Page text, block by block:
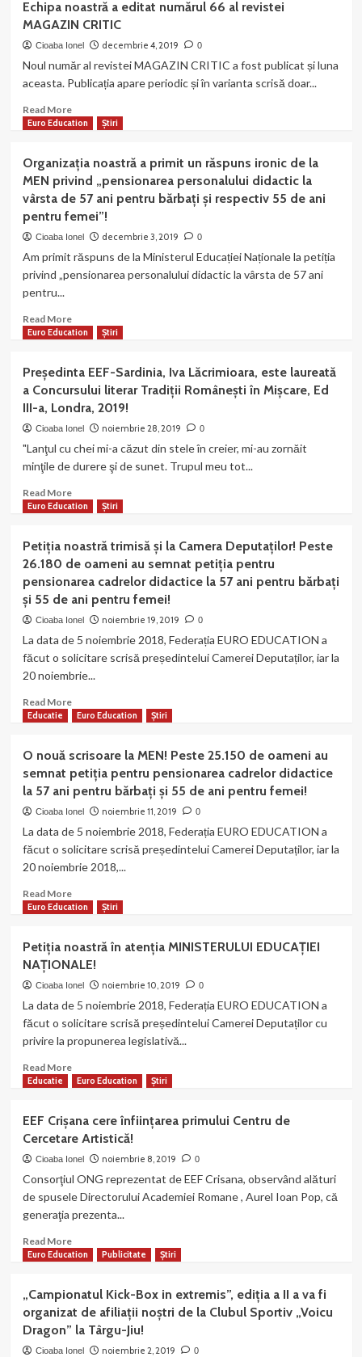
inițiată
de
Liceul
Arte
„C-
Brăiloiu”
în
cu
EURO
EDUCATION
FEDERATION!
noastră
a
editat
numărul
al
CUTEZĂTOR
Echipa noastră a editat numărul 66 al revistei
MAGAZIN CRITIC
Cioaba Ionel decembrie 4, 2019 0
Noul număr al revistei MAGAZIN CRITIC a fost publicat și luna
aceasta. Publicația apare periodic și în varianta scrisă doar...
Read MoreRead
more
noastră
a
editat
numărul
revistei
MAGAZIN
Euro Education Știri
Organizația noastră a primit un răspuns ironic de la
MEN privind „pensionarea personalului didactic la
vârsta de 57 ani pentru bărbați și respectiv 55 de ani
pentru femei”!
Cioaba Ionel decembrie 3, 2019 0
Am primit răspuns de la Ministerul Educației Naționale la petiția
privind „pensionarea personalului didactic la vârsta de 57 ani
pentru...
Read MoreRead
more
noastră
a
primit
un
ironic
de
MEN
privind
personalului
didactic
la
vârsta
57
ani
pentru
bărbați
respectiv
55
pentru
femei”!
Euro Education Știri
Președinta EEF-Sardinia, Iva Lăcrimioara, este laureată
a Concursului literar Tradiții Românești în Mișcare, Ed
III-a, Londra, 2019!
Cioaba Ionel noiembrie 28, 2019 0
"Lanţul cu chei mi-a căzut din stele în creier, mi-au zornăit
minţile de durere şi de sunet. Trupul meu tot...
Read MoreRead
more
EEF-
Sardinia,
Iva
Lăcrimioara,
este
a
Concursului
literar
Românești
în
Ed
a,
Londra,
2019!
Euro Education Știri
Petiția noastră trimisă și la Camera Deputaților! Peste
26.180 de oameni au semnat petiția pentru
pensionarea cadrelor didactice la 57 ani pentru bărbați
și 55 de ani pentru femei!
Cioaba Ionel noiembrie 19, 2019 0
La data de 5 noiembrie 2018, Federația EURO EDUCATION a
făcut o solicitare scrisă președintelui Camerei Deputaților, iar la
20 noiembrie...
Read MoreRead
more
noastră
trimisă
și
la
Deputaților!
Peste
26.180
oameni
au
petiția
pentru
cadrelor
didactice
la
57
pentru
bărbați
ani
pentru
femei!
Educatie Euro Education Știri
O nouă scrisoare la MEN! Peste 25.150 de oameni au
semnat petiția pentru pensionarea cadrelor didactice
la 57 ani pentru bărbați și 55 de ani pentru femei!
Cioaba Ionel noiembrie 11, 2019 0
La data de 5 noiembrie 2018, Federația EURO EDUCATION a
făcut o solicitare scrisă președintelui Camerei Deputaților, iar la
20 noiembrie 2018,...
Read MoreRead
more
nouă
scrisoare
la
MEN!
25.150
de
au
semnat
pentru
pensionarea
cadrelor
la
57
ani
bărbați
și
de
ani
femei!
Euro Education Știri
Petiția noastră în atenția MINISTERULUI EDUCAȚIEI
NAȚIONALE!
Cioaba Ionel noiembrie 10, 2019 0
La data de 5 noiembrie 2018, Federația EURO EDUCATION a
făcut o solicitare scrisă președintelui Camerei Deputaților cu
privire la propunerea legislativă...
Read MoreRead
more
noastră
în
atenția
MINISTERULUI
EDUCAȚIEI
NAȚIONALE!
Educatie Euro Education Știri
EEF Crișana cere înființarea primului Centru de
Cercetare Artistică!
Cioaba Ionel noiembrie 8, 2019 0
Consorţiul ONG reprezentat de EEF Crisana, observând alături
de spusele Directorului Academiei Romane , Aurel Ioan Pop, că
generaţia prezenta...
Read MoreRead
more
Crișana
cere
înființarea
primului
Euro Education Publicitate Știri
„Campionatul Kick-Box in extremis”, ediția a II a va fi
organizat de afiliații noștri de la Clubul Sportiv „Voicu
Dragon” la Târgu-Jiu!
Cioaba Ionel noiembrie 2, 2019 0